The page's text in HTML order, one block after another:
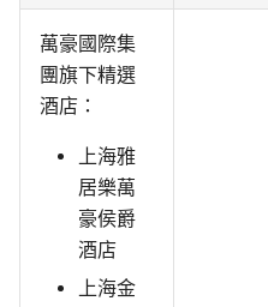
萬豪國際集
團旗下精選
酒店：
上海雅
居樂萬
豪侯爵
酒店
上海金